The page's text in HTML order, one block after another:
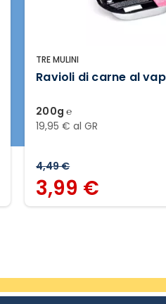
TRE MULINI
Ravioli di carne al
200g ℮
19,95 € al GR
4,49 €
3,99 €